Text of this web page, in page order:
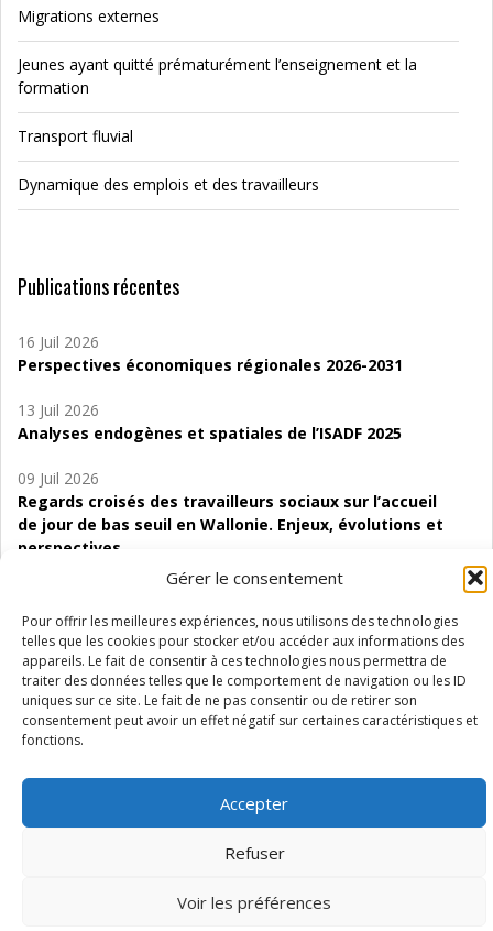
Gérer le consentement
Pour offrir les meilleures expériences, nous utilisons des technologies
telles que les cookies pour stocker et/ou accéder aux informations des
appareils. Le fait de consentir à ces technologies nous permettra de
traiter des données telles que le comportement de navigation ou les ID
uniques sur ce site. Le fait de ne pas consentir ou de retirer son
consentement peut avoir un effet négatif sur certaines caractéristiques et
fonctions.
Accepter
Refuser
Voir les préférences
Migrations externes
Jeunes ayant quitté prématurément l’enseignement et la
formation
Transport fluvial
Dynamique des emplois et des travailleurs
Publications récentes
16 Juil 2026
Perspectives économiques régionales 2026-2031
13 Juil 2026
Analyses endogènes et spatiales de l’ISADF 2025
09 Juil 2026
Regards croisés des travailleurs sociaux sur l’accueil
de jour de bas seuil en Wallonie. Enjeux, évolutions et
perspectives
Étude d’évaluabilité des Structures
d’accompagnement à l’autocréation d’emploi (SAACE)
01 Juil 2026
Pénurie du personnel infirmier :quels indicateurs
d’offre de soins pour comprendre la situation en